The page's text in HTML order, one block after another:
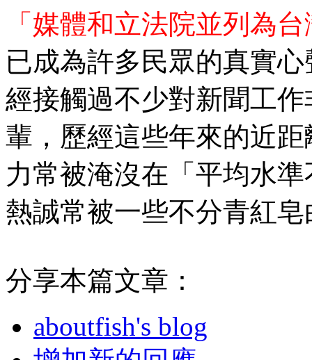
「媒體和立法院並列為
已成為許多民眾的真實
經接觸過不少對新聞工
輩，歷經這些年來的近
力常被淹沒在「平均水
熱誠常被一些不分青紅
分享本篇文章：
aboutfish's blog